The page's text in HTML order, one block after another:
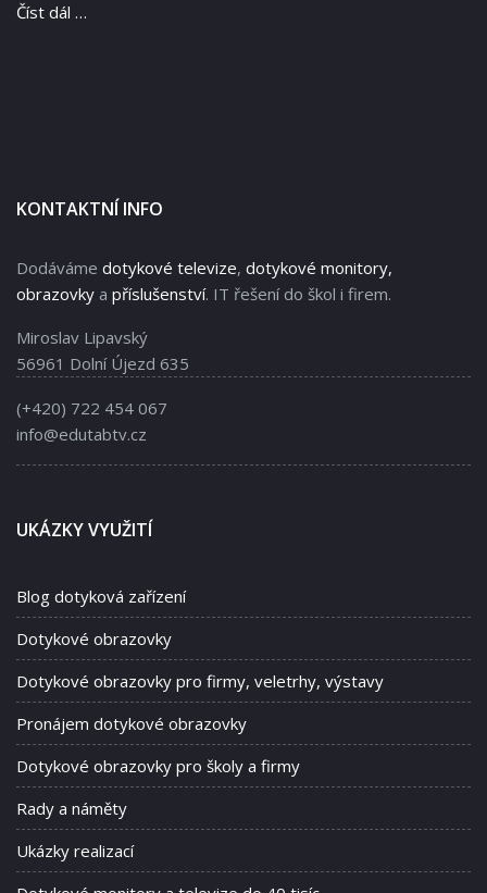
Číst dál …
KONTAKTNÍ INFO
Dodáváme dotykové televize, dotykové monitory,
obrazovky a příslušenství. IT řešení do škol i firem.
Miroslav Lipavský
56961 Dolní Újezd 635
(+420) 722 454 067
info@edutabtv.cz
UKÁZKY VYUŽITÍ
Blog dotyková zařízení
Dotykové obrazovky
Dotykové obrazovky pro firmy, veletrhy, výstavy
Pronájem dotykové obrazovky
Dotykové obrazovky pro školy a firmy
Rady a náměty
Ukázky realizací